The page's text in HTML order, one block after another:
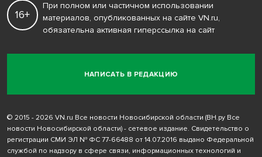
НАПИСАТЬ В РЕДАКЦИЮ
16+
При полном или частичном использовании
материалов, опубликованных на сайте VN.ru,
обязательна активная гиперссылка на сайт
© 2015 - 2026 VN.ru Все новости Новосибирской области (ВН.ру Все
новости Новосибирской области) - сетевое издание. Свидетельство о
регистрации СМИ ЭЛ № ФС 77-66488 от 14.07.2016 выдано Федеральной
службой по надзору в сфере связи, информационных технологий и